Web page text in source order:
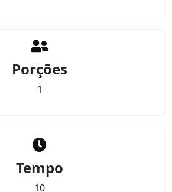
Porções
1
Tempo
10